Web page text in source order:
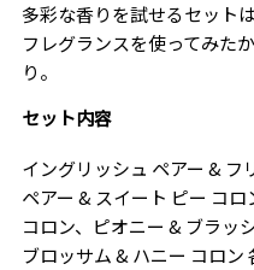
多彩な香りを試せるセット
フレグランスを使ってみた
り。
セット内容
イングリッシュ ペアー & フ
ペアー & スイート ピー コ
コロン、ピオニー & ブラッ
ブロッサム & ハニー コロン